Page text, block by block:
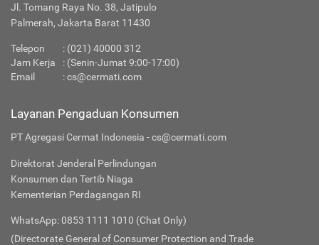
Jl. Tomang Raya No. 38, Jatipulo
Palmerah, Jakarta Barat 11430
Telepon : (021) 40000 312
Jam Kerja
: (Senin-Jumat 9:00-17:00)
Email
:cs@cermati.com
Layanan Pengaduan Konsumen
PT Agregasi Cermat Indonesia - cs@cermati.com
Direktorat Jenderal Perlindungan
Konsumen dan Tertib Niaga
Kementerian Perdagangan RI
WhatsApp: 0853 1111 1010 (Chat Only)
(Directorate General of Consumer Protection and Trade